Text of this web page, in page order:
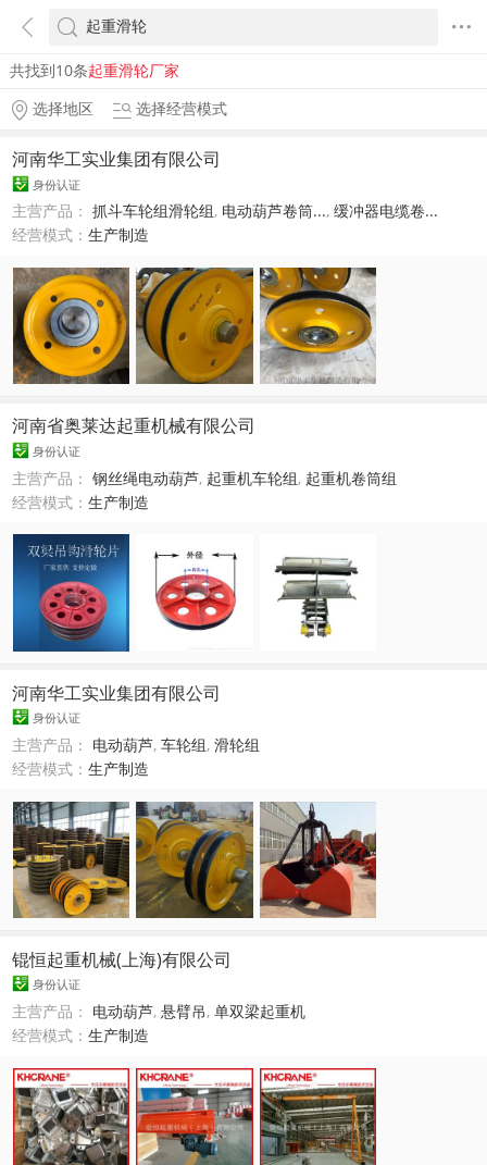
共找到10条起重滑轮厂家
选择地区
选择经营模式
河南华工实业集团有限公司
身份认证
主营产品：抓斗车轮组滑轮组, 电动葫芦卷筒...,缓冲器电缆卷...
经营模式：生产制造
河南省奥莱达起重机械有限公司
身份认证
主营产品：钢丝绳电动葫芦, 起重机车轮组, 起重机卷筒组
经营模式：生产制造
河南华工实业集团有限公司
身份认证
主营产品： 电动葫芦,车轮组,滑轮组
经营模式：生产制造
锟恒起重机械(上海)有限公司
身份认证
主营产品： 电动葫芦,悬臂吊,单双梁起重机
经营模式：生产制造